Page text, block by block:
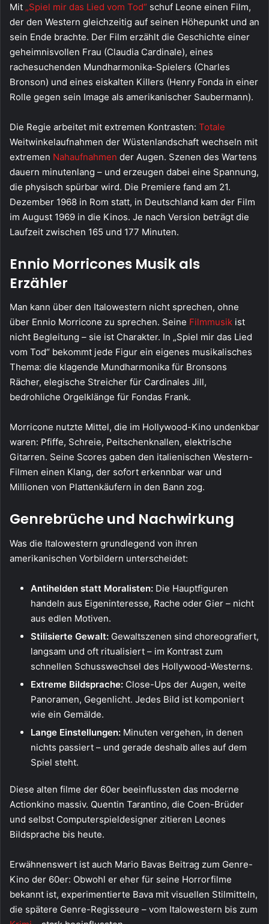
Mit „Spiel mir das Lied vom Tod“ schuf Leone einen Film,
der den Western gleichzeitig auf seinen Höhepunkt und an
sein Ende brachte. Der Film erzählt die Geschichte einer
geheimnisvollen Frau (Claudia Cardinale), eines
rachesuchenden Mundharmonika-Spielers (Charles
Bronson) und eines eiskalten Killers (Henry Fonda in einer
Rolle gegen sein Image als amerikanischer Saubermann).
Die Regie arbeitet mit extremen Kontrasten: Totale
Weitwinkelaufnahmen der Wüstenlandschaft wechseln mit
extremen Nahaufnahmen der Augen. Szenen des Wartens
dauern minutenlang – und erzeugen dabei eine Spannung,
die physisch spürbar wird. Die Premiere fand am 21.
Dezember 1968 in Rom statt, in Deutschland kam der Film
im August 1969 in die Kinos. Je nach Version beträgt die
Laufzeit zwischen 165 und 177 Minuten.
Ennio Morricones Musik als
Erzähler
Man kann über den Italowestern nicht sprechen, ohne
über Ennio Morricone zu sprechen. Seine Filmmusik ist
nicht Begleitung – sie ist Charakter. In „Spiel mir das Lied
vom Tod“ bekommt jede Figur ein eigenes musikalisches
Thema: die klagende Mundharmonika für Bronsons
Rächer, elegische Streicher für Cardinales Jill,
bedrohliche Orgelklänge für Fondas Frank.
Morricone nutzte Mittel, die im Hollywood-Kino undenkbar
waren: Pfiffe, Schreie, Peitschenknallen, elektrische
Gitarren. Seine Scores gaben den italienischen Western-
Filmen einen Klang, der sofort erkennbar war und
Millionen von Plattenkäufern in den Bann zog.
Genrebrüche und Nachwirkung
Was die Italowestern grundlegend von ihren
amerikanischen Vorbildern unterscheidet:
Antihelden statt Moralisten: Die Hauptfiguren
handeln aus Eigeninteresse, Rache oder Gier – nicht
aus edlen Motiven.
Stilisierte Gewalt: Gewaltszenen sind choreografiert,
langsam und oft ritualisiert – im Kontrast zum
schnellen Schusswechsel des Hollywood-Westerns.
Extreme Bildsprache: Close-Ups der Augen, weite
Panoramen, Gegenlicht. Jedes Bild ist komponiert
wie ein Gemälde.
Lange Einstellungen: Minuten vergehen, in denen
nichts passiert – und gerade deshalb alles auf dem
Spiel steht.
Diese alten filme der 60er beeinflussten das moderne
Actionkino massiv. Quentin Tarantino, die Coen-Brüder
und selbst Computerspieldesigner zitieren Leones
Bildsprache bis heute.
Erwähnenswert ist auch Mario Bavas Beitrag zum Genre-
Kino der 60er: Obwohl er eher für seine Horrorfilme
bekannt ist, experimentierte Bava mit visuellen Stilmitteln,
die spätere Genre-Regisseure – vom Italowestern bis zum